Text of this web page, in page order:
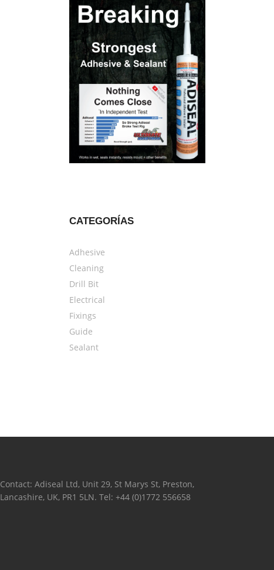
CATEGORÍAS
Adhesive
Cleaning
Drill Bit
Electrical
Fixings
Guide
Sealant
Contact: Adiseal Ltd, Unit 29, St Marys St, Preston,
Lancashire, UK, PR1 5LN. Tel: +44 (0)1772 556658